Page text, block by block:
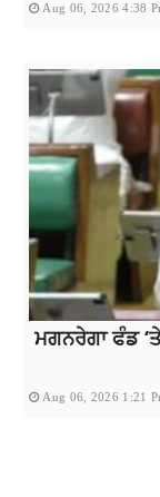
Aug 06, 2026 4:38
ਮਗਨਰੇਗਾ ਫੰਡ ‘ਤੇ
Aug 06, 2026 1:21